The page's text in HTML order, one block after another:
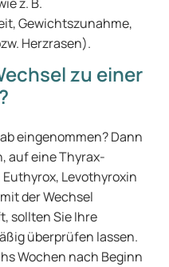
Gewichtszunahme,
Herzrasen).
zu einer
eingenommen? Dann
auf eine Thyrax-
Levothyroxin
der Wechsel
sollten Sie Ihre
überprüfen lassen.
Wochen nach Beginn